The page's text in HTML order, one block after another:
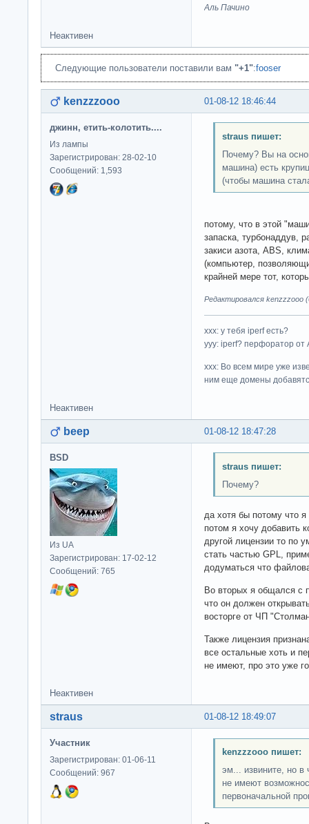
Аль Пачино
Неактивен
Следующие пользователи поставили вам "+1":fooser
01-08-12 18:46:44
kenzzzooo
джинн, етить-колотить....
Из лампы
Зарегистрирован: 28-02-10
Сообщений: 1,593
straus пишет:
Почему? Вы на
машина) есть
(чтобы машина
потому, что в этой
запаска, турбонаддув,
закиси азота, ABS,
(компьютер,
крайней мере тот,
Редактировался kenzzzooo
ххх: у тебя iperf есть?
yyy: iperf? перфоратор от
xxx: Во всем мире уже
ним еще домены
Неактивен
01-08-12 18:47:28
beep
BSD
Из UA
Зарегистрирован: 17-02-12
Сообщений: 765
straus пишет:
Почему?
да хотя бы потому что
потом я хочу добавить
другой лицензии то по
стать частью GPL,
додуматься что
Во вторых я общался с
что он должен
восторге от ЧП
Также лицензия
все остальные хоть и
не имеют, про это уже
Неактивен
01-08-12 18:49:07
straus
Участник
Зарегистрирован: 01-06-11
Сообщений: 967
kenzzzooo пишет:
эм... извините, но в
не имеют
первоначальной